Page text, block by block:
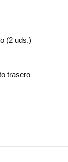
(2 uds.)
trasero